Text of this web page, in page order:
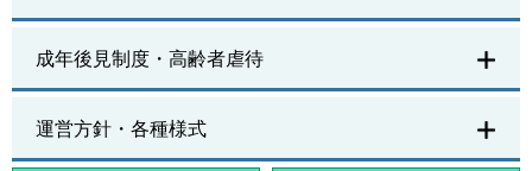
成年後見制度・高齢者虐待
運営方針・各種様式